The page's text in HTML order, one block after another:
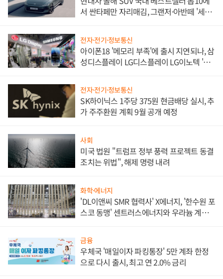
서 싼타페만 자리매김, 그랜저·아반떼 '세단
전자·전기·정보통신
아이폰18 '메모리 부족'에 출시 지연되나, 삼
성디스플레이 LG디스플레이 LG이노텍 '탈
전자·전기·정보통신
SK하이닉스 1주당 375원 현금배당 실시, 추
가 주주환원 계획 9월 공개 예정
사회
미국 법원 "트럼프 정부 풍력 프로젝트 동결
조치는 위법", 해제 명령 내려
화학·에너지
'DL이앤씨 SMR 협력사' X에너지, '한수원 포
스코 동맹' 센트러스에너지와 우라늄 계약
금융
우체국 '매일이자 파킹통장' 5만 계좌 한정
으로 다시 출시, 최고 연 2.0% 금리